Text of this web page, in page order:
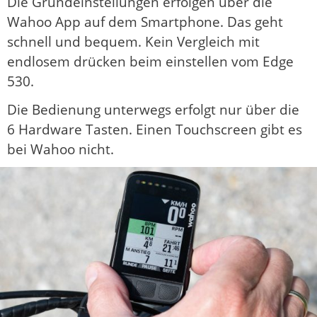
Wahoo App auf dem Smartphone. Das geht
schnell und bequem. Kein Vergleich mit
endlosem drücken beim einstellen vom Edge
530.
Die Bedienung unterwegs erfolgt nur über die
6 Hardware Tasten. Einen Touchscreen gibt es
bei Wahoo nicht.